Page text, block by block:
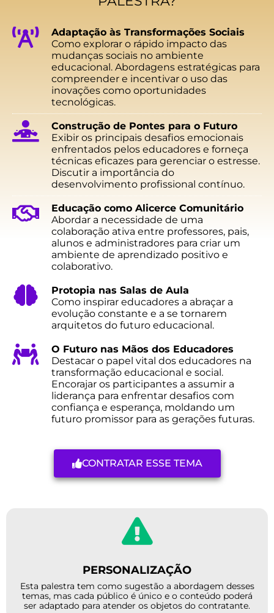
Adaptação às Transformações Sociais
Como explorar o rápido impacto das
mudanças sociais no ambiente
educacional. Abordagens estratégicas para
compreender e incentivar o uso das
inovações como oportunidades
tecnológicas.
Construção de Pontes para o Futuro
Exibir os principais desafios emocionais
enfrentados pelos educadores e forneça
técnicas eficazes para gerenciar o estresse.
Discutir a importância do
desenvolvimento profissional contínuo.
Educação como Alicerce Comunitário
Abordar a necessidade de uma
colaboração ativa entre professores, pais,
alunos e administradores para criar um
ambiente de aprendizado positivo e
colaborativo.
Protopia nas Salas de Aula
Como inspirar educadores a abraçar a
evolução constante e a se tornarem
arquitetos do futuro educacional.
O Futuro nas Mãos dos Educadores
Destacar o papel vital dos educadores na
transformação educacional e social.
Encorajar os participantes a assumir a
liderança para enfrentar desafios com
confiança e esperança, moldando um
futuro promissor para as gerações futuras.
CONTRATAR ESSE TEMA
PERSONALIZAÇÃO
Esta palestra tem como sugestão a abordagem desses
temas, mas cada público é único e o conteúdo poderá
ser adaptado para atender os objetos do contratante.